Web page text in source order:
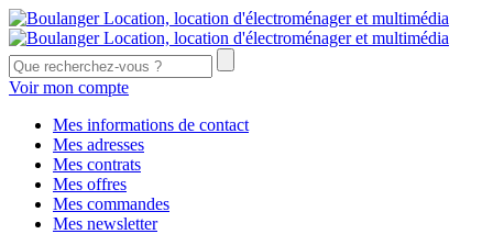
Voir mon compte
Mes informations de contact
Mes adresses
Mes contrats
Mes offres
Mes commandes
Mes newsletter